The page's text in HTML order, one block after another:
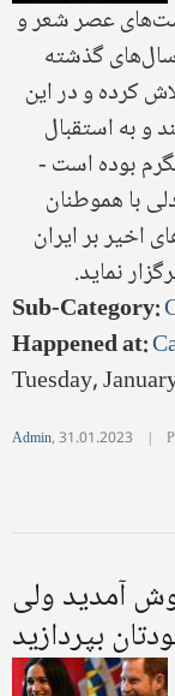
عصر شعر و
- که طی سال‌های گذشته
کرده و در این
و به استقبال
بوده است -
با هموطنان
اخیر بر ایران
نماید.
Sub-Category:
Happened at:
Tuesday,
Admin,31.01.2023 |
آمدید ولی
بپردازید